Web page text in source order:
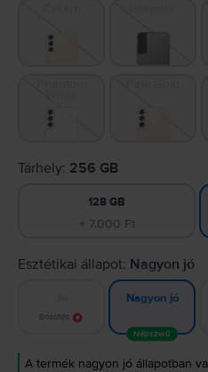
Tárhely: 256 GB
128 GB
+ 7.000 Ft
Esztétikai állapot: Nagyon jó
Értesítés
Nagyon jó
Népszerű
A termék nagyon jó állapotban